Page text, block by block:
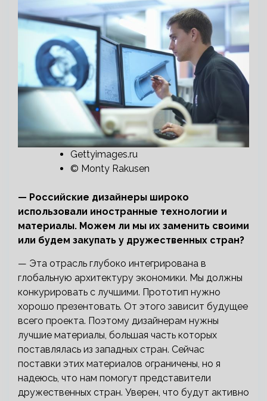
Gettyimages.ru
© Monty Rakusen
— Российские дизайнеры широко
использовали иностранные технологии и
материалы. Можем ли мы их заменить своими
или будем закупать у дружественных стран?
— Эта отрасль глубоко интегрирована в
глобальную архитектуру экономики. Мы должны
конкурировать с лучшими. Прототип нужно
хорошо презентовать. От этого зависит будущее
всего проекта. Поэтому дизайнерам нужны
лучшие материалы, большая часть которых
поставлялась из западных стран. Сейчас
поставки этих материалов ограничены, но я
надеюсь, что нам помогут представители
дружественных стран. Уверен, что будут активно